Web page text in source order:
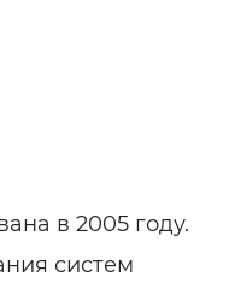
в 2005 году.
систем